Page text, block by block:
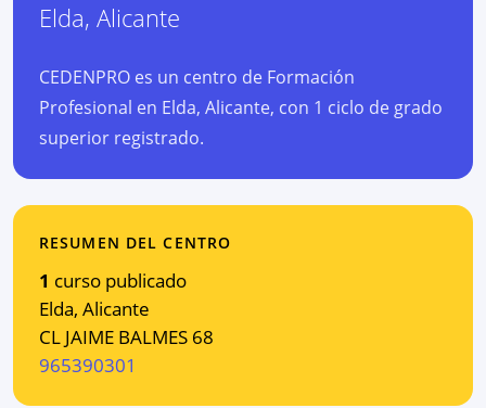
Elda, Alicante
CEDENPRO es un centro de Formación
Profesional en Elda, Alicante, con 1 ciclo de grado
superior registrado.
RESUMEN DEL CENTRO
1 curso publicado
Elda, Alicante
CL JAIME BALMES 68
965390301